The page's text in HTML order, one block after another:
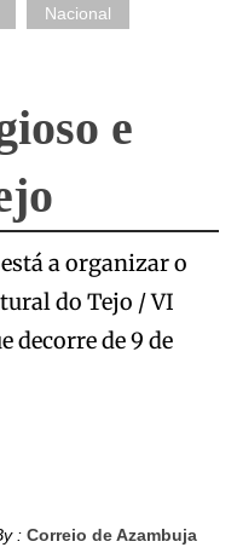
Nacional
e
a organizar o
do Tejo / VI
decorre de 9 de
: Correio de Azambuja